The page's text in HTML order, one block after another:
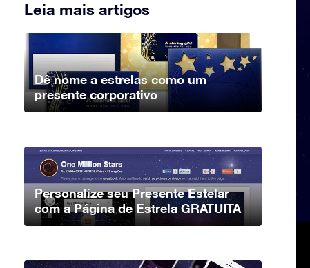
Leia mais artigos
Dê nome a estrelas como um
presente corporativo
Personalize seu Presente Estelar
com a Página de Estrela GRATUITA